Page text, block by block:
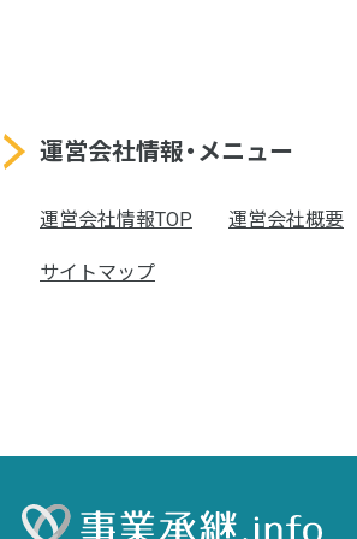
運営会社情報・メニュー
運営会社情報TOP 運営会社概要
サイトマップ